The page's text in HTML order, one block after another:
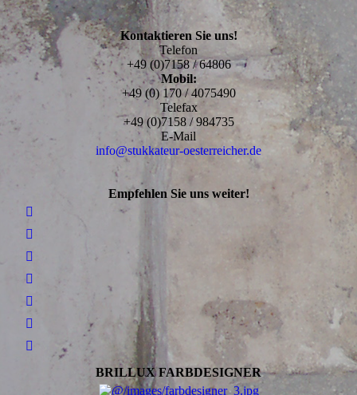
Kontaktieren Sie uns!
Telefon
+49 (0)7158 / 64806
Mobil:
+49 (0) 170 / 4075490
Telefax
+49 (0)7158 / 984735
E-Mail
info@stukkateur-oesterreicher.de
Empfehlen Sie uns weiter!
BRILLUX FARBDESIGNER